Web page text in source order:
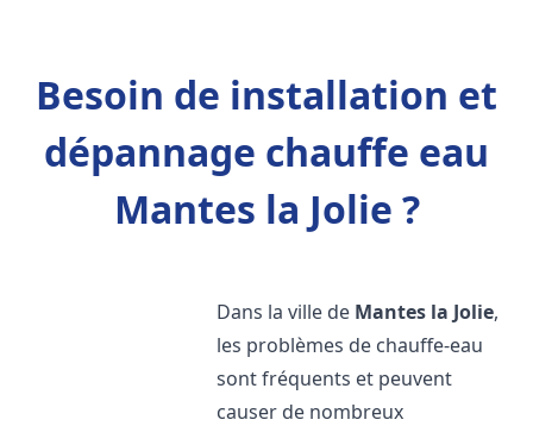
Besoin de installation et
dépannage chauffe eau
Mantes la Jolie ?
Dans la ville de Mantes la Jolie,
les problèmes de chauffe-eau
sont fréquents et peuvent
causer de nombreux